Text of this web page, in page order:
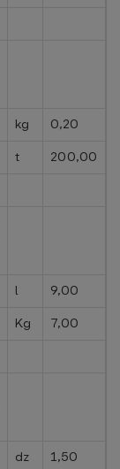
kg
0,20
t
200,00
l
9,00
Kg
7,00
dz 1,50